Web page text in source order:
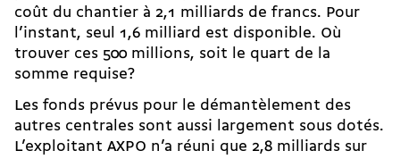
coût du chantier à 2,1 milliards de francs. Pour
l’instant, seul 1,6 milliard est disponible. Où
trouver ces 500 millions, soit le quart de la
somme requise?
Les fonds prévus pour le démantèlement des
autres centrales sont aussi largement sous dotés.
L’exploitant AXPO n’a réuni que 2,8 milliards sur